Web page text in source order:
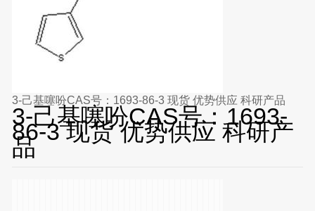
3-己基噻吩CAS号：1693-86-3 现货 优势供应 科研产品
3-己基噻吩CAS号：1693-
86-3 现货 优势供应 科研产
品